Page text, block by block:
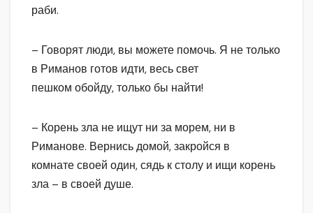
раби.
– Говорят люди, вы можете помочь. Я не только
в Риманов готов идти, весь свет
пешком обойду, только бы найти!
– Корень зла не ищут ни за морем, ни в
Риманове. Вернись домой, закройся в
комнате своей один, сядь к столу и ищи корень
зла – в своей душе.